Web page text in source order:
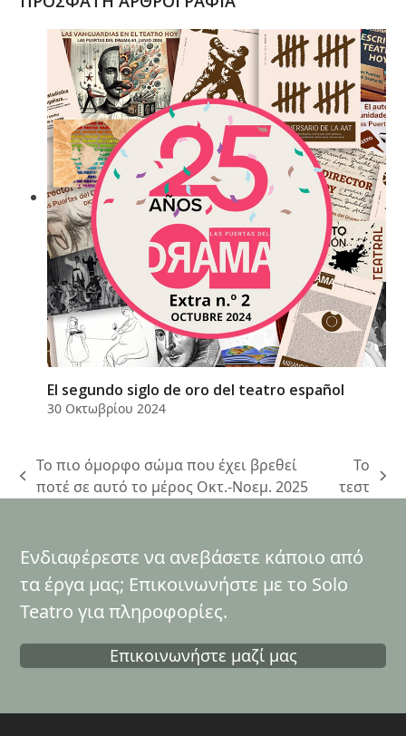
El segundo siglo de oro del teatro español
30 Οκτωβρίου 2024
previous
Το πιο όμορφο σώμα που έχει βρεθεί
ποτέ σε αυτό το μέρος Οκτ.-Νοεμ. 2025
next
Το
τεστ
Ενδιαφέρεστε να ανεβάσετε κάποιο από
τα έργα μας; Επικοινωνήστε με το Solo
Teatro για πληροφορίες.
Επικοινωνήστε μαζί μας